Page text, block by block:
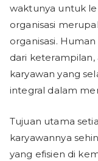
waktunya untuk
organisasi
organisasi.
dari
karyawan yang
integral dalam
Tujuan utama
karyawannya
yang efisien di